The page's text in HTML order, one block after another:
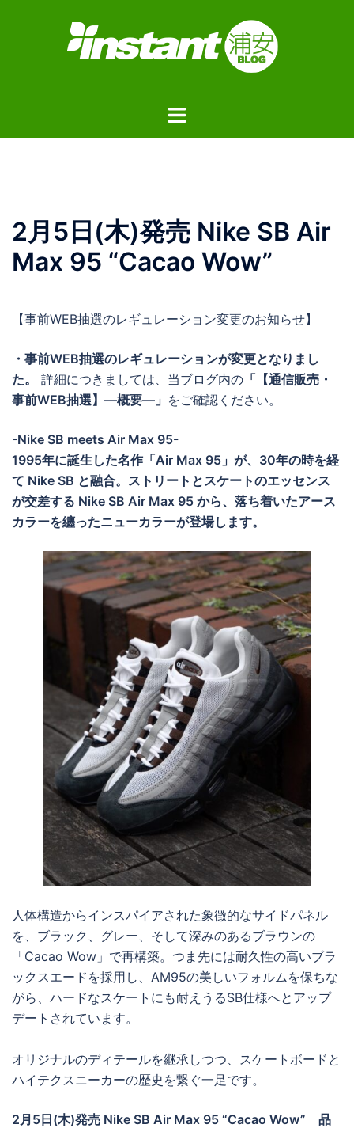
ト
ー
2月5日(木)発売 Nike SB Air
Max 95 “Cacao Wow”
【事前WEB抽選のレギュレーション変更のお知らせ】
・事前WEB抽選のレギュレーションが変更となりまし
た。
詳細につきましては、当ブログ内の 「【通信販売・
事前WEB抽選】―概要―」 をご確認ください。
-Nike SB meets Air Max 95-
1995年に誕生した名作「Air Max 95」が、30年の時を経
て Nike SB と融合。ストリートとスケートのエッセンス
が交差する Nike SB Air Max 95 から、落ち着いたアース
カラーを纏ったニューカラーが登場します。
人体構造からインスパイアされた象徴的なサイドパネル
を、ブラック、グレー、そして深みのあるブラウンの
「Cacao Wow」で再構築。つま先には耐久性の高いブラ
ックスエードを採用し、AM95の美しいフォルムを保ちな
がら、ハードなスケートにも耐えうるSB仕様へとアップ
デートされています。
オリジナルのディテールを継承しつつ、スケートボードと
ハイテクスニーカーの歴史を繋ぐ一足です。
2月5日(木)発売 Nike SB Air Max 95 “Cacao Wow” 品